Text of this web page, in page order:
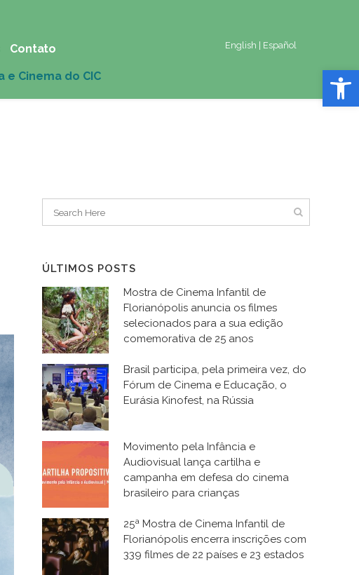
Abrir
English Español
Contato
ÚLTIMOS POSTS
Mostra de Cinema Infantil de
Florianópolis anuncia os filmes
selecionados para a sua edição
comemorativa de 25 anos
Brasil participa, pela primeira vez, do
Fórum de Cinema e Educação, o
Eurásia Kinofest, na Rússia
Movimento pela Infância e
Audiovisual lança cartilha e
campanha em defesa do cinema
brasileiro para crianças
25ª Mostra de Cinema Infantil de
Florianópolis encerra inscrições com
339 filmes de 22 países e 23 estados